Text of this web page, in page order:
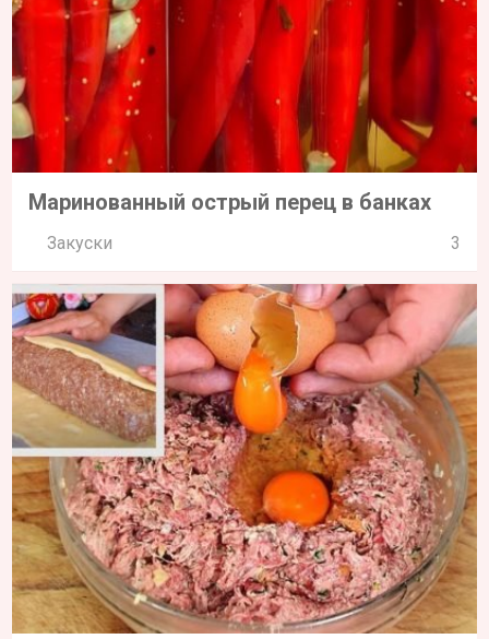
Маринованный острый перец в банках
Закуски 3